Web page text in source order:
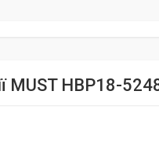
MUST НВР18-